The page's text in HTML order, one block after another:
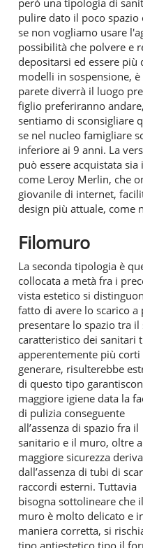
pulire dato il poco
se non vogliamo usare
possibilità che polvere e
depositarsi ed essere
modelli in sospensione,
parete diverrà il luogo
figlio preferiranno
sentiamo di sconsigliare
se nel nucleo famigliare
inferiore ai 9 anni. La
può essere acquistata
come Leroy Merlin, che
giovanile di internet,
design più attuale, come
Filomuro
La seconda tipologia è
collocata a metà fra i
vista estetico si
fatto di avere lo scarico
presentare lo spazio tra
caratteristico dei sanitari
apperentemente più
generare, risulterebbe
di questo tipo
maggiore igiene data la
di pulizia conseguente
all’assenza di spazio fra il
sanitario e il muro, oltre
maggiore sicurezza
dall’assenza di tubi di
raccordi esterni. Tuttavia
bisogna sottolineare che
muro è molto delicato e
maniera corretta, si
tipo antiestetico tipo il